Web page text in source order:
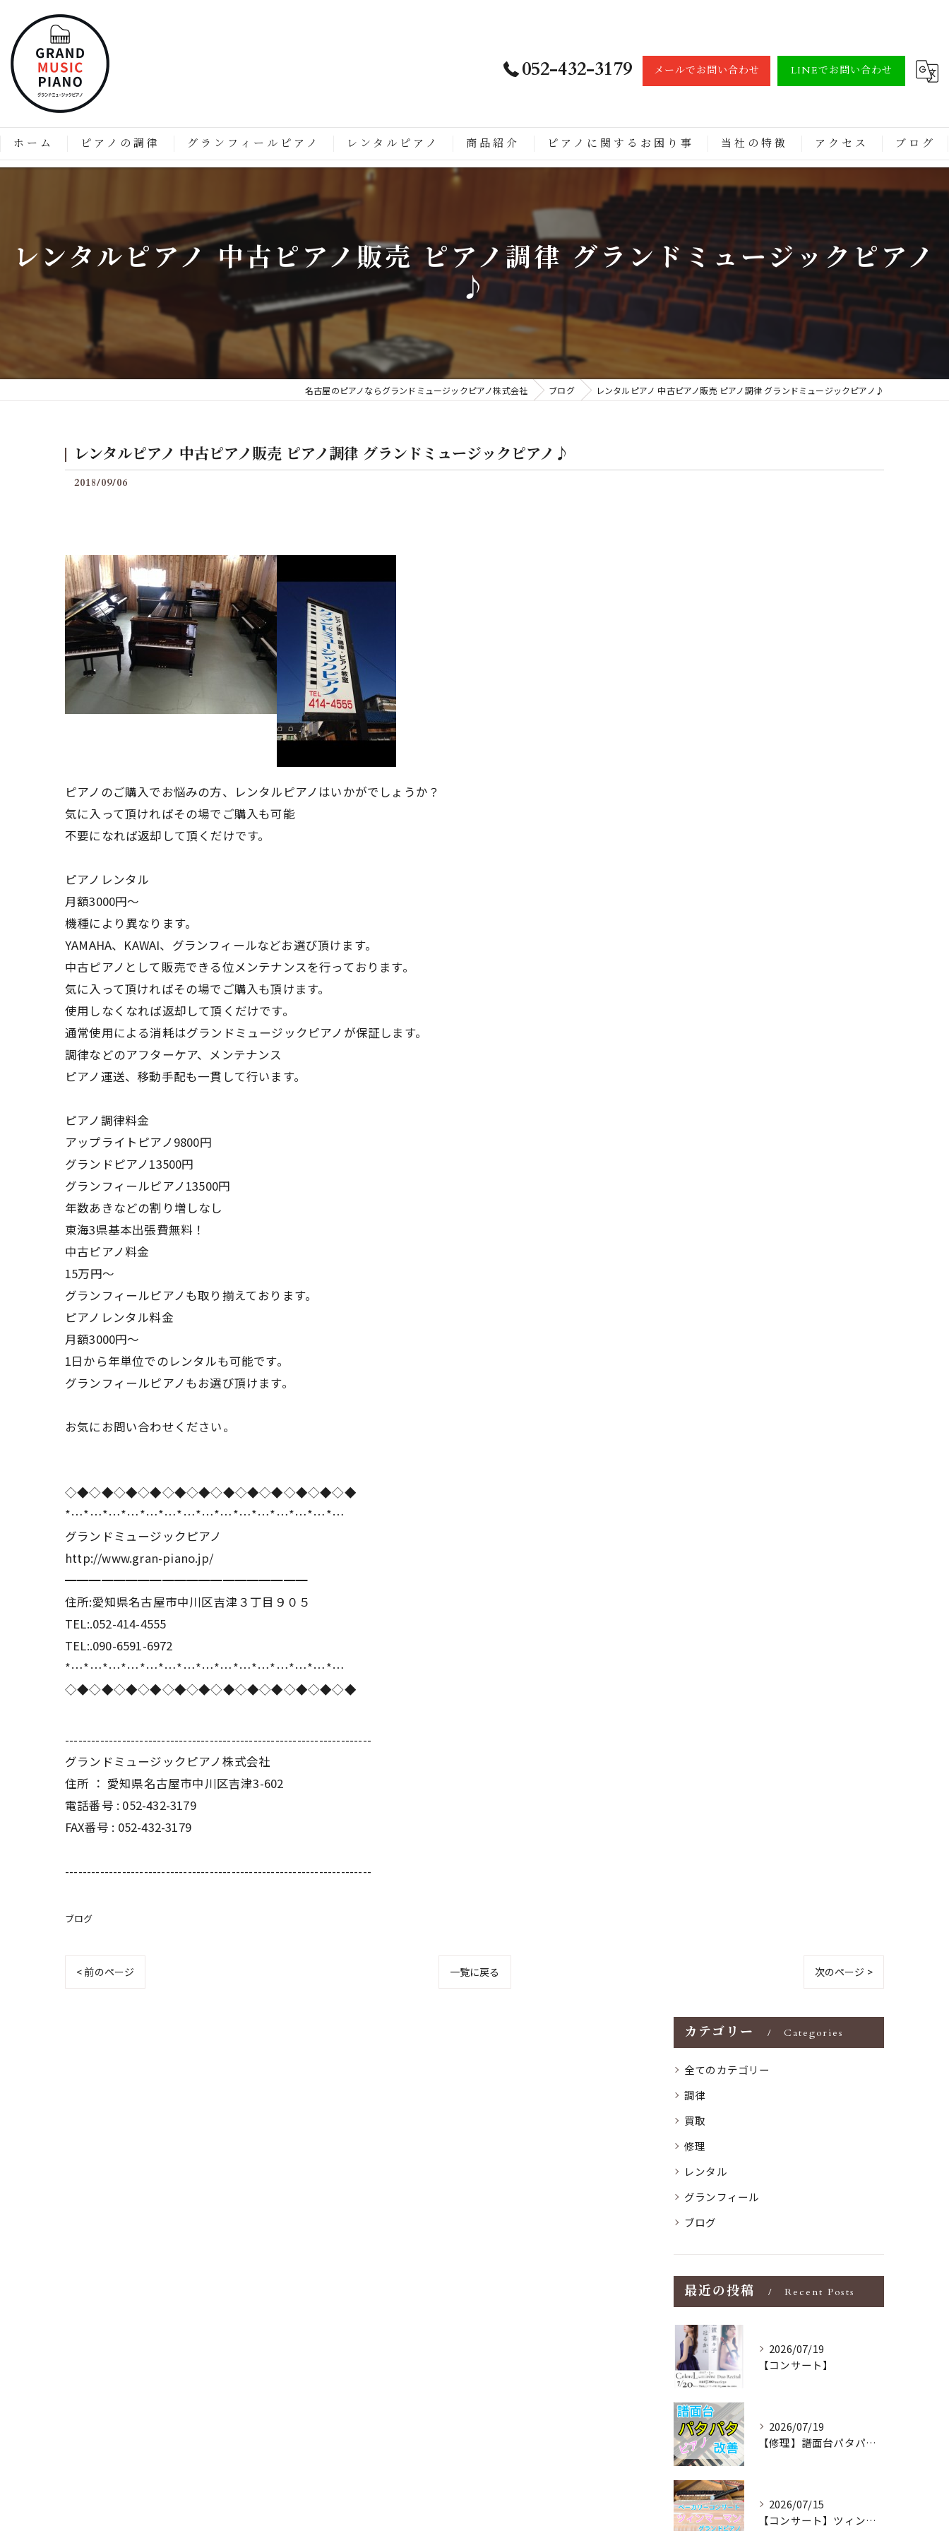
052-432-3179 メールでお問い合わせ LINEでお問い合わせ
ホーム ピアノの調律
価格表
グランフィールピアノ
グランフィールピアノの特徴
グランフィールピアノのここがすごい
グランドピアノのようなアップライトピアノに生まれ変わるまでの流れ
後付けグランフィールの料金
レンタルピアノ 商品紹介 ピアノに関するお困り事 当社の特徴
調律
修理
レンタル
アクセス ブログ
レンタルピアノ 中古ピアノ販売 ピアノ調律 グランドミュージックピアノ
♪
名古屋のピアノならグランドミュージックピアノ株式会社 ブログ レンタルピアノ 中古ピアノ販売 ピアノ調律 グランドミュージックピアノ♪
レンタルピアノ 中古ピアノ販売 ピアノ調律 グランドミュージックピアノ♪
2018/09/06
ピアノのご購入でお悩みの方、レンタルピアノはいかがでしょうか？
気に入って頂ければその場でご購入も可能
不要になれば返却して頂くだけです。
ピアノレンタル
月額3000円〜
機種により異なります。
YAMAHA、KAWAI、グランフィールなどお選び頂けます。
中古ピアノとして販売できる位メンテナンスを行っております。
気に入って頂ければその場でご購入も頂けます。
使用しなくなれば返却して頂くだけです。
通常使用による消耗はグランドミュージックピアノが保証します。
調律などのアフターケア、メンテナンス
ピアノ運送、移動手配も一貫して行います。
ピアノ調律料金
アップライトピアノ9800円
グランドピアノ13500円
グランフィールピアノ13500円
年数あきなどの割り増しなし
東海3県基本出張費無料！
中古ピアノ料金
15万円〜
グランフィールピアノも取り揃えております。
ピアノレンタル料金
月額3000円〜
1日から年単位でのレンタルも可能です。
グランフィールピアノもお選び頂けます。
お気にお問い合わせください。
◇◆◇◆◇◆◇◆◇◆◇◆◇◆◇◆◇◆◇◆◇◆◇◆
*…*…*…*…*…*…*…*…*…*…*…*…*…*…*…
グランドミュージックピアノ
http://www.gran-piano.jp/
━━━━━━━━━━━━━━━━━━━━
住所:愛知県名古屋市中川区吉津３丁目９０５
TEL:.052-414-4555
TEL:.090-6591-6972
*…*…*…*…*…*…*…*…*…*…*…*…*…*…*…
◇◆◇◆◇◆◇◆◇◆◇◆◇◆◇◆◇◆◇◆◇◆◇◆
----------------------------------------------------------------------
グランドミュージックピアノ株式会社
住所 ： 愛知県名古屋市中川区吉津3-602
電話番号 : 052-432-3179
FAX番号 : 052-432-3179
----------------------------------------------------------------------
ブログ
< 前のページ 一覧に戻る 次のページ >
カテゴリー Categories
全てのカテゴリー
調律
買取
修理
レンタル
グランフィール
ブログ
最近の投稿 Recent Posts
2026/07/19
【コンサート】
2026/07/19
【修理】譜面台パタパタを改善！ストレス解消！
2026/07/15
【コンサート】ツィンマーマンのグランドピアノ♪木目猫足グラン...